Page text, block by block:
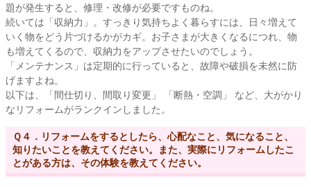
題が発生すると、修理・改修が必要ですものね。
続いては「収納力」。すっきり気持ちよく暮らすには、日々増えて
いく物をどう片づけるかがカギ。お子さまが大きくなるにつれ、物
も増えてくるので、収納力をアップさせたいのでしょう。
「メンテナンス」は定期的に行っていると、故障や破損を未然に防
げますよね。
以下は、「間仕切り、間取り変更」 「断熱・空調」 など、大がかり
なリフォームがランクインしました。
Ｑ４．リフォームをするとしたら、心配なこと、気になること、
知りたいことを教えてください。また、実際にリフォームしたこ
とがある方は、その体験を教えてください。